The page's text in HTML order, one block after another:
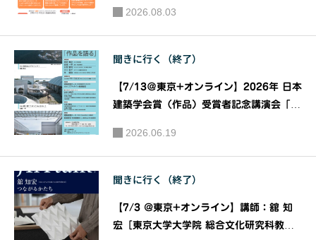
ン -EDGE
2回》講
師：飯田
団紅
4回》講
師：桂有
生
ー』｜共催：日揮ホールディングス株式会
社 株式会社建築資料研究社
2026.08.03
聞きに行く（終了）
【7/13＠東京+オンライン】2026年 日本
建築学会賞（作品）受賞者記念講演会「作
学会
2026.06.19
聞きに行く（終了）
【7/3 @東京+オンライン】講師：舘 知
宏［東京大学大学院 総合文化研究科教